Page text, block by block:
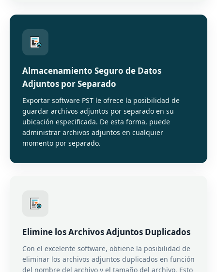
Almacenamiento Seguro de Datos
Adjuntos por Separado
Exportar software PST le ofrece la posibilidad de
guardar archivos adjuntos por separado en su
ubicación especificada. De esta forma, puede
administrar archivos adjuntos en cualquier
momento por separado.
Elimine los Archivos Adjuntos Duplicados
Con el excelente software, obtiene la posibilidad de
eliminar los archivos adjuntos duplicados en función
del nombre del archivo y el tamaño del archivo. Esto